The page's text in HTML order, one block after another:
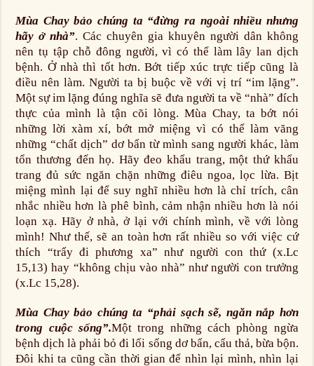
Mùa Chay bảo chúng ta “đừng ra ngoài nhiều nhưng
hãy ở nhà”. Các chuyên gia khuyên người dân không
nên tụ tập chỗ đông người, vì có thể làm lây lan dịch
bệnh. Ở nhà thì tốt hơn. Bớt tiếp xúc trực tiếp cũng là
điều nên làm. Người ta bị buộc về với vị trí “im lặng”.
Một sự im lặng đúng nghĩa sẽ đưa người ta về “nhà” đích
thực của mình là tận cõi lòng. Mùa Chay, ta bớt nói
những lời xàm xí, bớt mở miệng vì có thể làm văng
những “chất dịch” dơ bẩn từ mình sang người khác, làm
tổn thương đến họ. Hãy đeo khẩu trang, một thứ khẩu
trang đủ sức ngăn chặn những điêu ngoa, lọc lừa. Bịt
miệng mình lại để suy nghĩ nhiều hơn là chỉ trích, cân
nhắc nhiều hơn là phê bình, cảm nhận nhiều hơn là nói
loạn xạ. Hãy ở nhà, ở lại với chính mình, về với lòng
mình! Như thế, sẽ an toàn hơn rất nhiều so với việc cứ
thích “trẩy đi phương xa” như người con thứ (x.Lc
15,13) hay “không chịu vào nhà” như người con trưởng
(x.Lc 15,28).
Mùa Chay bảo chúng ta “phải sạch sẽ, ngăn nắp hơn
trong cuộc sống”.Một trong những cách phòng ngừa
bệnh dịch là phải bỏ đi lối sống dơ bẩn, cẩu thả, bừa bộn.
Đôi khi ta cũng cần thời gian để nhìn lại mình, nhìn lại